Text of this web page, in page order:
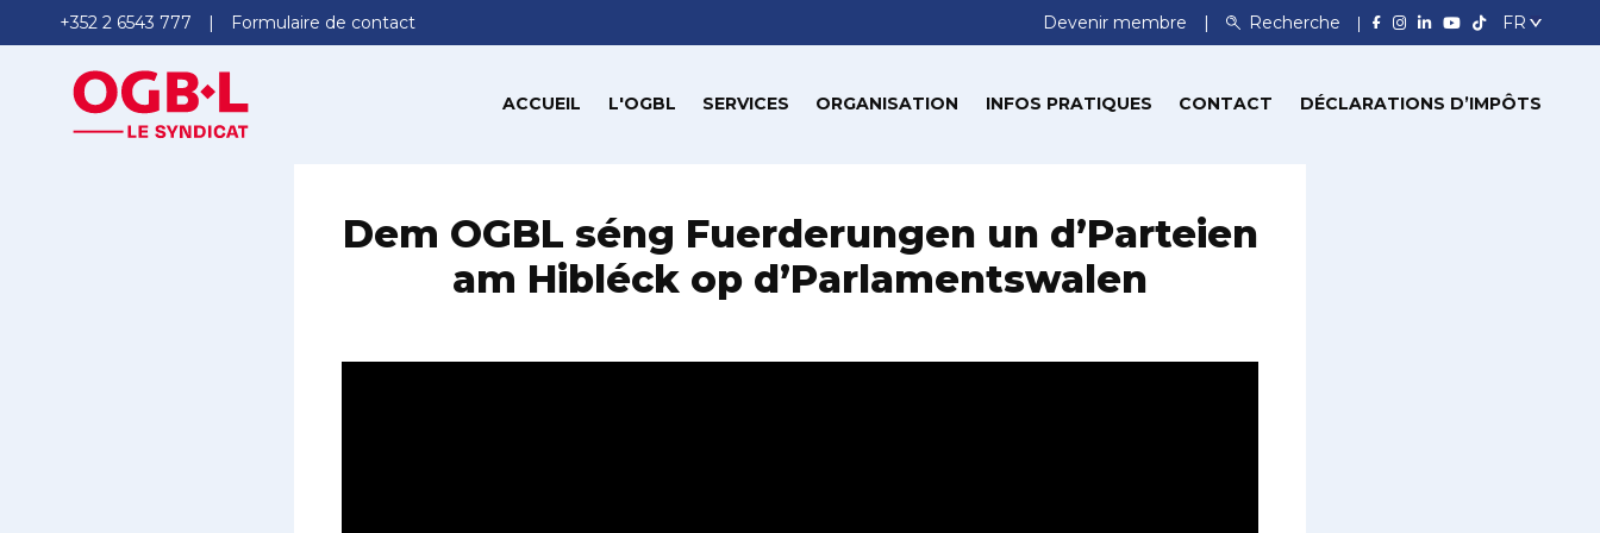
+352 2 6543 777 Formulaire de contact Devenir membre Recherche
ACCUEIL L'OGBL SERVICES ORGANISATION INFOS PRATIQUES CONTACT DÉCLARATIONS D’IMPÔTS
Dem OGBL séng Fuerderungen un d’Parteien
am Hibléck op d’Parlamentswalen